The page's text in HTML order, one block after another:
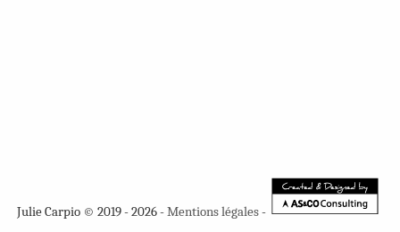
Julie Carpio © 2019 - 2026 -Mentions légales-